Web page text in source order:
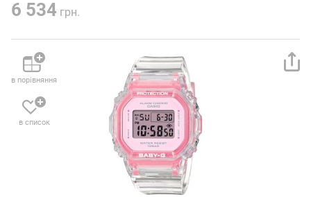
6 534 грн.
в порівняння
в список